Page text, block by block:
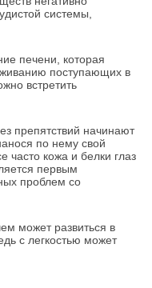
системы,
печени, которая
поступающих в
встретить
препятствий начинают
по нему свой
кожа и белки глаз
первым
проблем со
может развиться в
с легкостью может